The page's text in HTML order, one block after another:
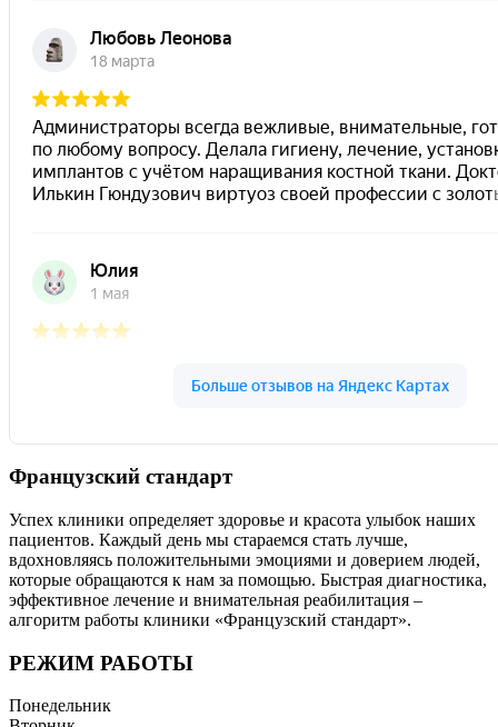
Французский стандарт
Успех клиники определяет здоровье и красота улыбок наших
пациентов. Каждый день мы стараемся стать лучше,
вдохновляясь положительными эмоциями и доверием людей,
которые обращаются к нам за помощью. Быстрая диагностика,
эффективное лечение и внимательная реабилитация –
алгоритм работы клиники «Французский стандарт».
РЕЖИМ РАБОТЫ
Понедельник